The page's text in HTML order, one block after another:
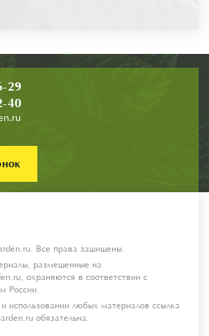
29
40
Все права защищены.
размещенные на
охраняются в соответствии с
России.
использовании любых материалов ссылка
обязательна.